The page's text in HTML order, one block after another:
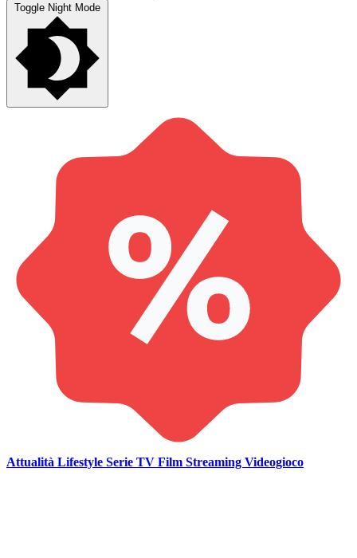
Toggle Night Mode
Attualità Lifestyle Serie TV Film Streaming Videogioco